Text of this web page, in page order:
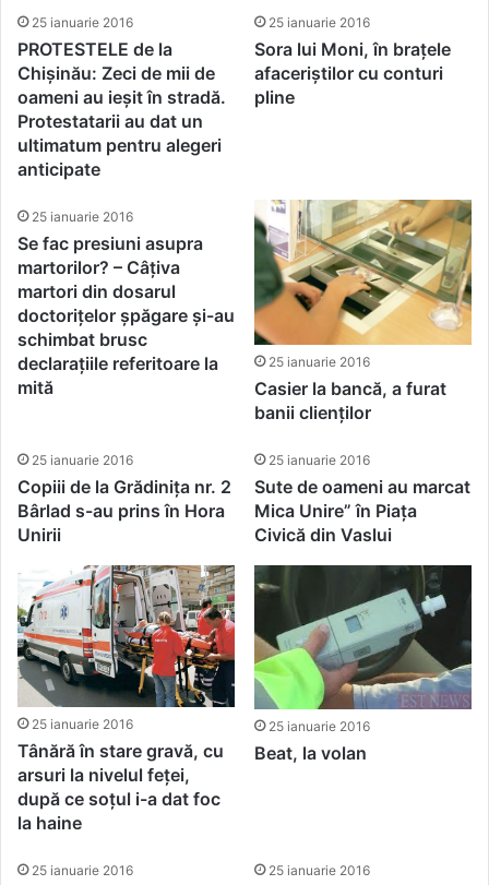
depunerea declaratiei
formular 600
25 ianuarie 2016
PROTESTELE de la
Chișinău: Zeci de mii de
oameni au ieșit în stradă.
Protestatarii au dat un
ultimatum pentru alegeri
anticipate
25 ianuarie 2016
Sora lui Moni, în brațele
afaceriștilor cu conturi
pline
25 ianuarie 2016
Se fac presiuni asupra
martorilor? – Câțiva
martori din dosarul
doctorițelor șpăgare și-au
schimbat brusc
declarațiile referitoare la
mită
25 ianuarie 2016
Casier la bancă, a furat
banii clienților
25 ianuarie 2016
Copiii de la Grădinița nr. 2
Bârlad s-au prins în Hora
Unirii
25 ianuarie 2016
Sute de oameni au marcat
Mica Unire” în Piața
Civică din Vaslui
25 ianuarie 2016
Tânără în stare gravă, cu
arsuri la nivelul feței,
după ce soțul i-a dat foc
la haine
25 ianuarie 2016
Beat, la volan
25 ianuarie 2016 25 ianuarie 2016